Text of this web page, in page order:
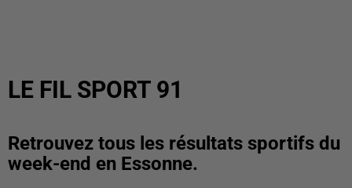
LE FIL SPORT 91
Retrouvez tous les résultats sportifs du
week-end en Essonne.